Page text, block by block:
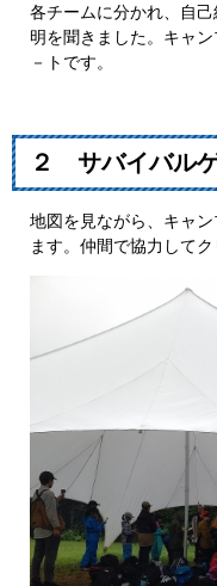
各チームに分かれ、自
明を聞きました。キャ
－トです。
２ サバイバル
地図を見ながら、キャ
ます。仲間で協力して